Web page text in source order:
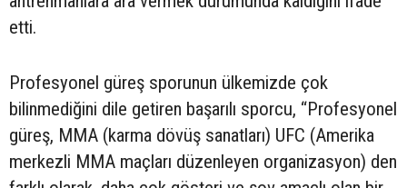
etti.
Profesyonel güreş sporunun ülkemizde çok
bilinmediğini dile getiren başarılı sporcu, “Profesyonel
güreş, MMA (karma dövüş sanatları) UFC (Amerika
merkezli MMA maçları düzenleyen organizasyon) den